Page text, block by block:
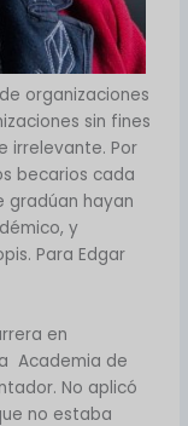
organizaciones
sin fines
irrelevante. Por
becarios cada
gradúan hayan
y
Para Edgar
en
Academia de
No aplicó
no estaba